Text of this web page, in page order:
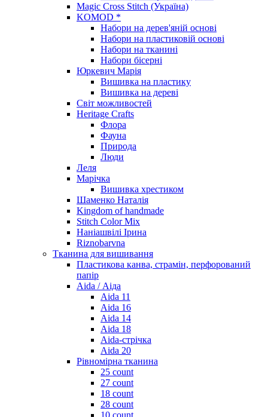
Magic Cross Stitch (Україна)
KOMOD *
Набори на дерев'яній основі
Набори на пластиковій основі
Набори на тканині
Набори бісерні
Юркевич Марія
Вишивка на пластику
Вишивка на дереві
Світ можливостей
Heritage Crafts
Флора
Фауна
Природа
Люди
Леля
Марічка
Вишивка хрестиком
Шаменко Наталія
Kingdom of handmade
Stitch Color Mix
Наніашвілі Ірина
Riznobarvna
Тканина для вишивання
Пластикова канва, страмін, перфорований
папір
Aida / Аіда
Aida 11
Aida 16
Aida 14
Aida 18
Aida-стрічка
Aida 20
Рівномірна тканина
25 count
27 count
18 count
28 count
10 count